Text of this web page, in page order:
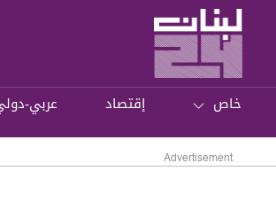
خاص إقتصاد عربي-
Advertisement